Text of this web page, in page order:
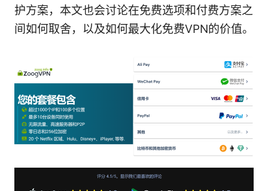
护方案，本文也会讨论在免费选项和付费方案之
间如何取舍，以及如何最大化免费VPN的价值。